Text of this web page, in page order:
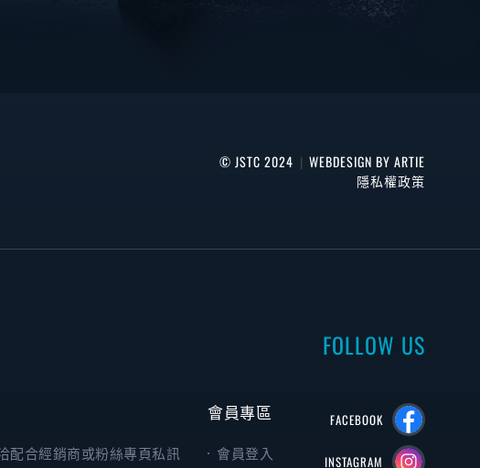
© JSTC 2024 | WEBDESIGN BY ARTIE
隱私權政策
配合經銷商或粉絲專頁私訊
會員專區
會員登入
FOLLOW US
FACEBOOK
INSTAGRAM